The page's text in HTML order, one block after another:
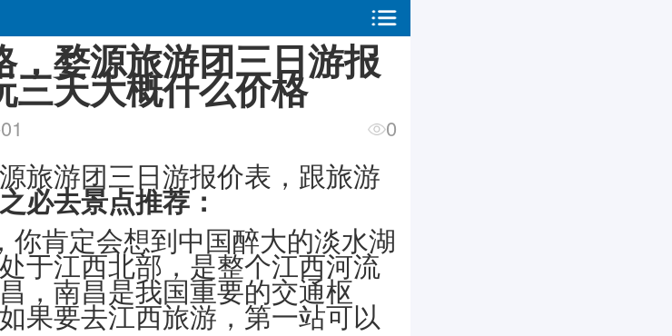
，婺源旅游团三日游报
三天大概什么价格
0
旅游团三日游报价表，跟旅游
之必去景点推荐：
你肯定会想到中国醉大的淡水湖
江西北部，是整个江西河流
，南昌是我国重要的交通枢
果要去江西旅游，第一站可以